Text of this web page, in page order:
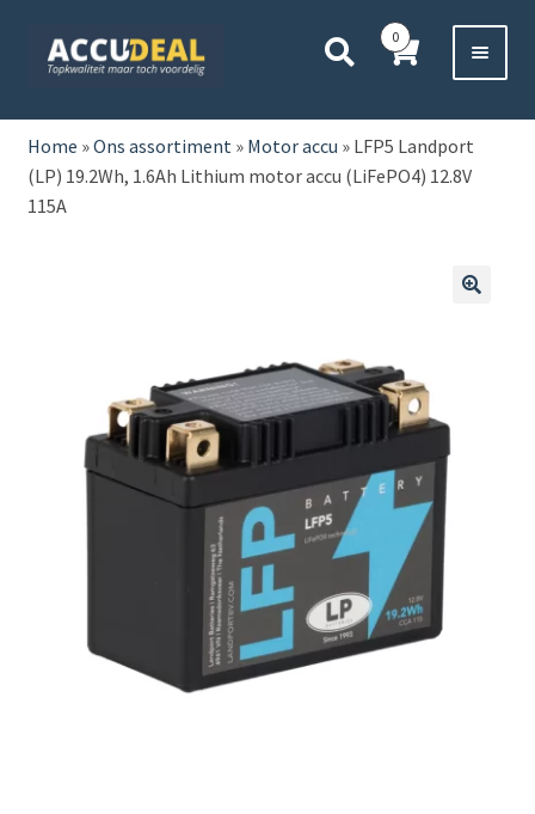
door
naar
direct
naar
HOME
AUTO
VRACHTWAGEN
LADERS & ACCESSOIRES
Home »Ons assortiment» Motor accu » LFP5 Landport
(LP) 19.2Wh, 1.6Ah Lithium motor accu (LiFePO4) 12.8V
115A
0